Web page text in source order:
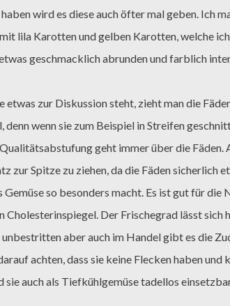
wird es diese auch öfter mal geben. Ich
lila Karotten und gelben Karotten, welche
geschmacklich abrunden und farblich
zur Diskussion steht, zieht man die
denn wenn sie zum Beispiel in Streifen
geht immer über die Fäden.
zur Spitze zu ziehen, da die Fäden sicherlich
Gemüse so besonders macht. Es ist gut für die
Cholesterinspiegel. Der Frischegrad lässt sich
unbestritten aber auch im Handel gibt es die
achten, dass sie keine Flecken haben
sie auch als Tiefkühlgemüse tadellos